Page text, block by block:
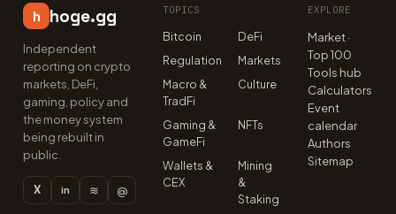
h hoge.gg
Independent
reporting on crypto
markets, DeFi,
gaming, policy and
the money system
being rebuilt in
public.
X in ≋ @
TOPICS
Bitcoin
DeFi
Regulation
Markets
Macro &
TradFi
Culture
Gaming &
GameFi
NFTs
Wallets &
CEX
Mining
&
Staking
EXPLORE
Market ·
Top 100
Tools hub
Calculators
Event
calendar
Authors
Sitemap